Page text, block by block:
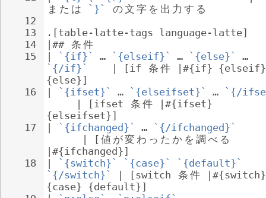
12
13
14
15
16
17
18
ま た は `}` の文 字 を 出 力 す る
.[table-latte-tags language-latte]
|## 条 件
`{if}` … `{elseif}` … `{else}`
…
`{/if}`
    | [if
条 件 |#{if}
{else}]
`{ifset}` … `{elseifset}` …
`{/
     | [ifset
条 件 |#{ifset}
{elseifset}]
`{ifchanged}` …
`{/ifchanged}`
      | [
値 が変わ っ た か を 調 べ る
|#{ifchanged}]
`{switch}` `{case}`
`{default}`
`{/switch}`
| [switch 条 件
{case} {default}]